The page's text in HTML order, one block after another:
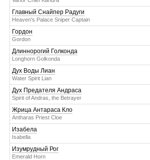
Главный Снайпер Радуги
Heaven's Palace Sniper Captain
Гордон
Gordon
Длиннорогий Голконда
Longhorn Golkonda
Дух Воды Лиан
Water Spirit Lian
Дух Предателя Андраса
Spirit of Andras, the Betrayer
Жрица Антараса Кло
Antharas Priest Cloe
Изабела
Isabella
Изумрудный Рог
Emerald Horn